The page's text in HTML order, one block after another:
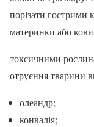
порізати гострими
материнки або
токсичними
отруєння тварини
олеандр;
конвалія;